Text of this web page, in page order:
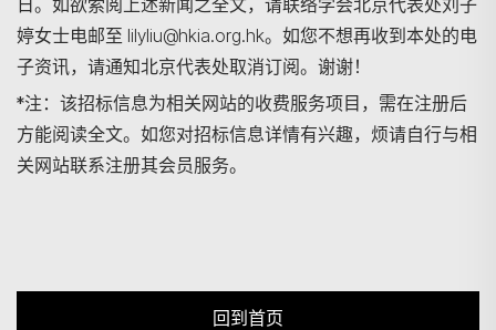
日。如欲索阅上述新闻之全文，请联络学会北京代表处刘子
婷女士电邮至 lilyliu@hkia.org.hk。如您不想再收到本处的电
子资讯，请通知北京代表处取消订阅。谢谢！
*注：该招标信息为相关网站的收费服务项目，需在注册后
方能阅读全文。如您对招标信息详情有兴趣，烦请自行与相
关网站联系注册其会员服务。
回到首页